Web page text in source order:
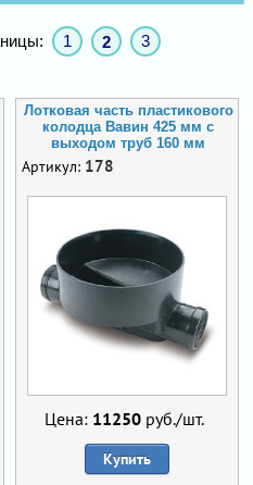
1 2 3
Лотковая часть пластикового
колодца Вавин 425 мм с
выходом труб 160 мм
Артикул: 178
Цена: 11250 руб./шт.
Купить